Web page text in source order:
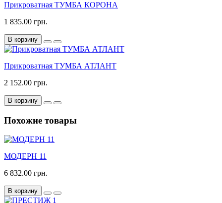
Прикроватная ТУМБА КОРОНА
1 835.00 грн.
В корзину
Прикроватная ТУМБА АТЛАНТ
2 152.00 грн.
В корзину
Похожие товары
МОДЕРН 11
6 832.00 грн.
В корзину